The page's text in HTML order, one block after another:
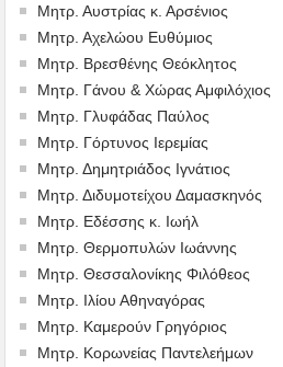
Μητρ. Αυστρίας κ. Αρσένιος
Μητρ. Αχελώου Ευθύμιος
Μητρ. Βρεσθένης Θεόκλητος
Μητρ. Γάνου & Χώρας Αμφιλόχιος
Μητρ. Γλυφάδας Παύλος
Μητρ. Γόρτυνος Ιερεμίας
Μητρ. Δημητριάδος Ιγνάτιος
Μητρ. Διδυμοτείχου Δαμασκηνός
Μητρ. Εδέσσης κ. Ιωήλ
Μητρ. Θερμοπυλών Ιωάννης
Μητρ. Θεσσαλονίκης Φιλόθεος
Μητρ. Ιλίου Αθηναγόρας
Μητρ. Καμερούν Γρηγόριος
Μητρ. Κορωνείας Παντελεήμων